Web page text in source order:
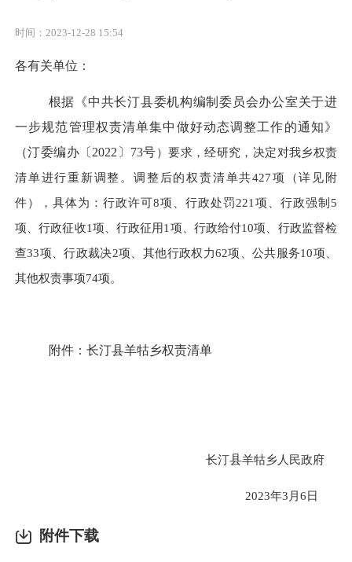
时间：2023-12-28 15:54
各有关单位：
根据《中共长汀县委机构编制委员会办公室关于进
一步规范管理权责清单集中做好动态调整工作的通知》
（汀委编办〔 2022 〕 73号）要求，经研究，决定对我乡权责
清单进行重新调整。调整后的权责清单共427项（详见附
件），具体为：行政许可8项、行政处罚221项、行政强制5
项、行政征收1项、行政征用1项、行政给付10项、行政监督检
查33项、行政裁决2项、其他行政权力62项、公共服务10项、
其他权责事项74项。
附件： 长汀县羊牯乡权责清单
长汀县羊牯乡人民政府
2023年3月6日
附件下载